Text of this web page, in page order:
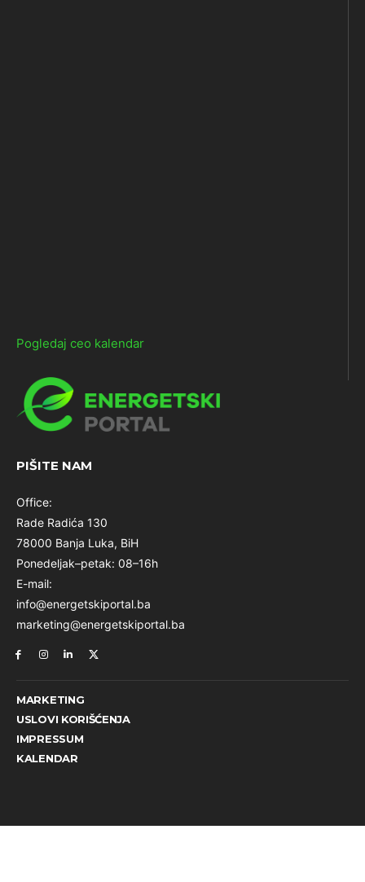
Pogledaj ceo kalendar
PIŠITE NAM
Office:
Rade Radića 130
78000 Banja Luka, BiH
Ponedeljak–petak: 08–16h
E-mail:
info@energetskiportal.ba
marketing@energetskiportal.ba
MARKETING
USLOVI KORIŠĆENJA
IMPRESSUM
KALENDAR